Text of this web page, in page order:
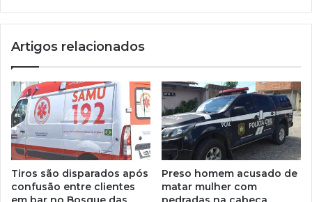
Artigos relacionados
Tiros são disparados após
confusão entre clientes
Preso homem acusado de
matar mulher com